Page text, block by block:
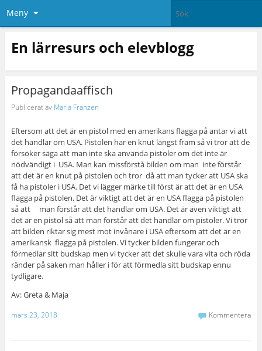
Meny
En lärresurs och elevblogg
Propagandaaffisch
Publicerat av Maria Franzen
Eftersom att det är en pistol med en amerikans flagga på antar vi att
det handlar om USA. Pistolen har en knut längst fram så vi tror att de
försöker säga att man inte ska använda pistoler om det inte är
nödvändigt i USA. Man kan missförstå bilden om man inte förstår
att det är en knut på pistolen och tror då att man tycker att USA ska
få ha pistoler i USA. Det vi lägger märke till först är att det är en USA
flagga på pistolen. Det är viktigt att det är en USA flagga på pistolen
så att man förstår att det handlar om USA. Det är även viktigt att
det är en pistol så att man förstår att det handlar om pistoler. Vi tror
att bilden riktar sig mest mot invånare i USA eftersom att det är en
amerikansk flagga på pistolen. Vi tycker bilden fungerar och
förmedlar sitt budskap men vi tycker att det skulle vara vita och röda
ränder på saken man håller i för att förmedla sitt budskap ennu
tydligare.
Av: Greta & Maja
mars 23, 2018 Kommentera